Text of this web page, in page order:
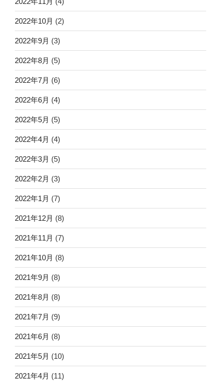
2022年10月 (2)
2022年9月 (3)
2022年8月 (5)
2022年7月 (6)
2022年6月 (4)
2022年5月 (5)
2022年4月 (4)
2022年3月 (5)
2022年2月 (3)
2022年1月 (7)
2021年12月 (8)
2021年11月 (7)
2021年10月 (8)
2021年9月 (8)
2021年8月 (8)
2021年7月 (9)
2021年6月 (8)
2021年5月 (10)
2021年4月 (11)